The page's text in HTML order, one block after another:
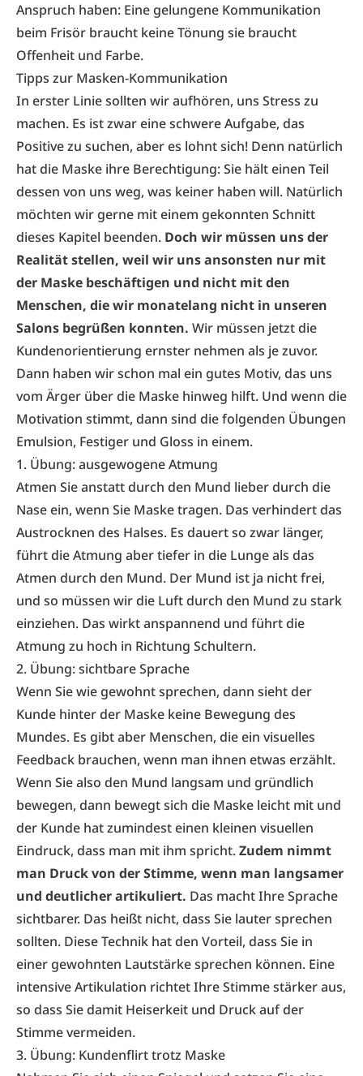
Anspruch haben: Eine gelungene Kommunikation
beim Frisör braucht keine Tönung sie braucht
Offenheit und Farbe.
Tipps zur Masken-Kommunikation
In erster Linie sollten wir aufhören, uns Stress zu
machen. Es ist zwar eine schwere Aufgabe, das
Positive zu suchen, aber es lohnt sich! Denn natürlich
hat die Maske ihre Berechtigung: Sie hält einen Teil
dessen von uns weg, was keiner haben will. Natürlich
möchten wir gerne mit einem gekonnten Schnitt
dieses Kapitel beenden. Doch wir müssen uns der
Realität stellen, weil wir uns ansonsten nur mit
der Maske beschäftigen und nicht mit den
Menschen, die wir monatelang nicht in unseren
Salons begrüßen konnten. Wir müssen jetzt die
Kundenorientierung ernster nehmen als je zuvor.
Dann haben wir schon mal ein gutes Motiv, das uns
vom Ärger über die Maske hinweg hilft. Und wenn die
Motivation stimmt, dann sind die folgenden Übungen
Emulsion, Festiger und Gloss in einem.
1. Übung: ausgewogene Atmung
Atmen Sie anstatt durch den Mund lieber durch die
Nase ein, wenn Sie Maske tragen. Das verhindert das
Austrocknen des Halses. Es dauert so zwar länger,
führt die Atmung aber tiefer in die Lunge als das
Atmen durch den Mund. Der Mund ist ja nicht frei,
und so müssen wir die Luft durch den Mund zu stark
einziehen. Das wirkt anspannend und führt die
Atmung zu hoch in Richtung Schultern.
2. Übung: sichtbare Sprache
Wenn Sie wie gewohnt sprechen, dann sieht der
Kunde hinter der Maske keine Bewegung des
Mundes. Es gibt aber Menschen, die ein visuelles
Feedback brauchen, wenn man ihnen etwas erzählt.
Wenn Sie also den Mund langsam und gründlich
bewegen, dann bewegt sich die Maske leicht mit und
der Kunde hat zumindest einen kleinen visuellen
Eindruck, dass man mit ihm spricht.Zudem nimmt
man Druck von der Stimme, wenn man langsamer
und deutlicher artikuliert. Das macht Ihre Sprache
sichtbarer. Das heißt nicht, dass Sie lauter sprechen
sollten. Diese Technik hat den Vorteil, dass Sie in
einer gewohnten Lautstärke sprechen können. Eine
intensive Artikulation richtet Ihre Stimme stärker aus,
so dass Sie damit Heiserkeit und Druck auf der
Stimme vermeiden.
3. Übung: Kundenflirt trotz Maske